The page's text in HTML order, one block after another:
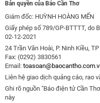
Bản quyền của Báo Cần Thơ
Giám đốc: HUỲNH HOÀNG MẾN
Giấy phép số 789/GP-BTTTT, do
02-12-2021
24 Trần Văn Hoài, P. Ninh Kiều,
Fax: (0292) 3830561
Email:
Liên hệ giao dịch quảng cáo, rao
Ghi rõ nguồn "Báo điện tử Cần
này